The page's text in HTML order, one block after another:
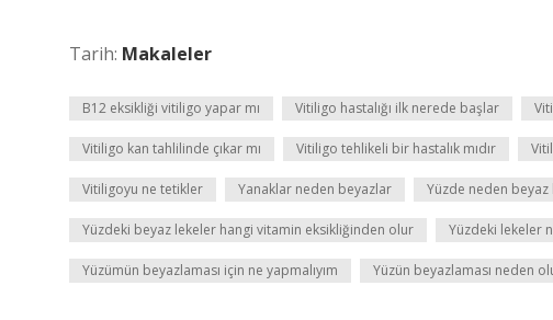
Tarih: Makaleler
B12 eksikliği vitiligo yapar mı Vitiligo hastalığı ilk nerede başlar
Vitiligo kan tahlilinde çıkar mı Vitiligo tehlikeli bir hastalık mıdır
Vitiligoyu ne tetikler Yanaklar neden beyazlar Yüzde neden
Yüzdeki beyaz lekeler hangi vitamin eksikliğinden olur Yüzdeki lekeler
Yüzümün beyazlaması için ne yapmalıyım Yüzün beyazlaması neden